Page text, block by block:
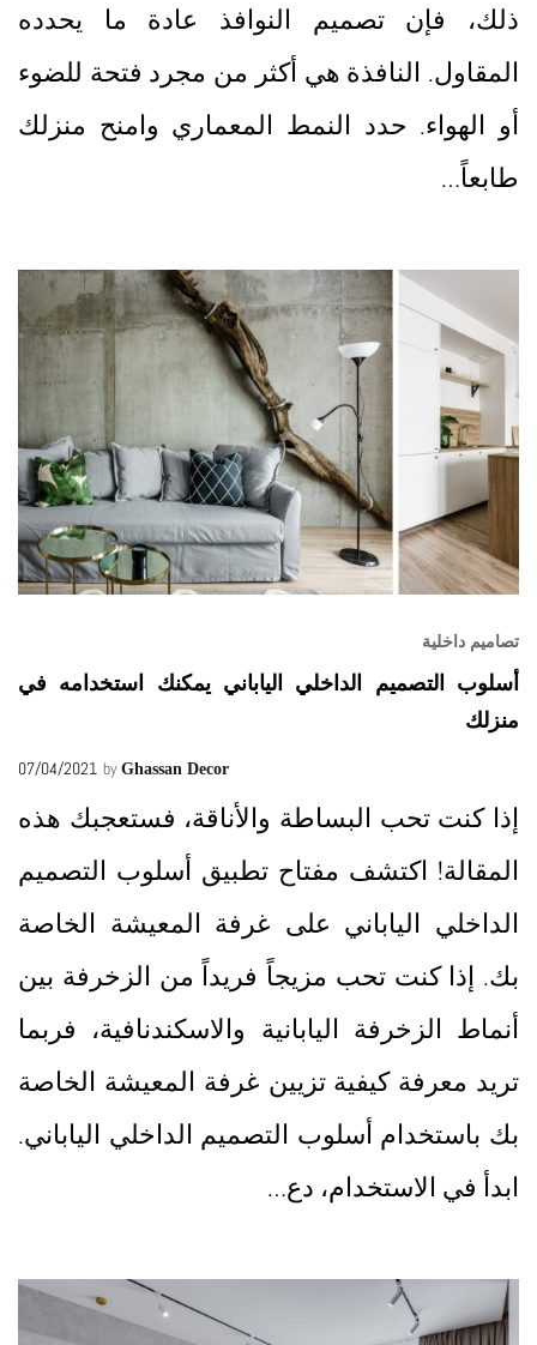
ذلك، فإن تصميم النوافذ عادة ما يحدده
المقاول. النافذة هي أكثر من مجرد فتحة للضوء
أو الهواء. حدد النمط المعماري وامنح منزلك
طابعاً…
تصاميم داخلية
أسلوب التصميم الداخلي الياباني يمكنك استخدامه في
منزلك
07/04/2021 by Ghassan Decor
إذا كنت تحب البساطة والأناقة، فستعجبك هذه
المقالة! اكتشف مفتاح تطبيق أسلوب التصميم
الداخلي الياباني على غرفة المعيشة الخاصة
بك. إذا كنت تحب مزيجاً فريداً من الزخرفة بين
أنماط الزخرفة اليابانية والاسكندنافية، فربما
تريد معرفة كيفية تزيين غرفة المعيشة الخاصة
بك باستخدام أسلوب التصميم الداخلي الياباني.
ابدأ في الاستخدام، دع…